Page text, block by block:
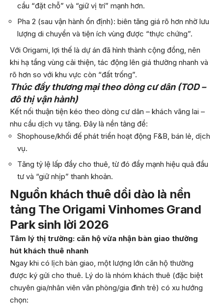
cầu “đặt chỗ” và “giữ vị trí” mạnh hơn.
Pha 2 (sau vận hành ổn định): biên tăng giá rõ hơn nhờ lưu
lượng di chuyển và tiện ích vùng được “thực chứng”.
Với Origami, lợi thế là dự án đã hình thành cộng đồng, nên
khi hạ tầng vùng cải thiện, tác động lên giá thường nhanh và
rõ hơn so với khu vực còn “đất trống”.
Thúc đẩy thương mại theo dòng cư dân (TOD –
đô thị vận hành)
Kết nối thuận tiện kéo theo dòng cư dân – khách vãng lai –
nhu cầu dịch vụ tăng. Đây là nền tảng để:
Shophouse/khối đế phát triển hoạt động F&B, bán lẻ, dịch
vụ.
Tăng tỷ lệ lấp đầy cho thuê, từ đó đẩy mạnh hiệu quả đầu
tư và “giữ nhịp” thanh khoản.
Nguồn khách thuê dồi dào là nền
tảng The Origami Vinhomes Grand
Park sinh lời 2026
Tâm lý thị trường: căn hộ vừa nhận bàn giao thường
hút khách thuê nhanh
Ngay khi có lịch bàn giao, một lượng lớn căn hộ thường
được ký gửi cho thuê. Lý do là nhóm khách thuê (đặc biệt
chuyên gia/nhân viên văn phòng/gia đình trẻ) có xu hướng
chọn: